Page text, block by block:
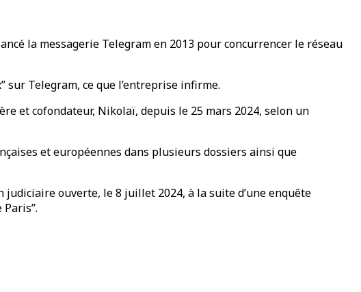
la messagerie Telegram en 2013 pour concurrencer le réseau
Telegram, ce que l’entreprise infirme.
et cofondateur, Nikolaï, depuis le 25 mars 2024, selon un
et européennes dans plusieurs dossiers ainsi que
judiciaire ouverte, le 8 juillet 2024, à la suite d’une enquête